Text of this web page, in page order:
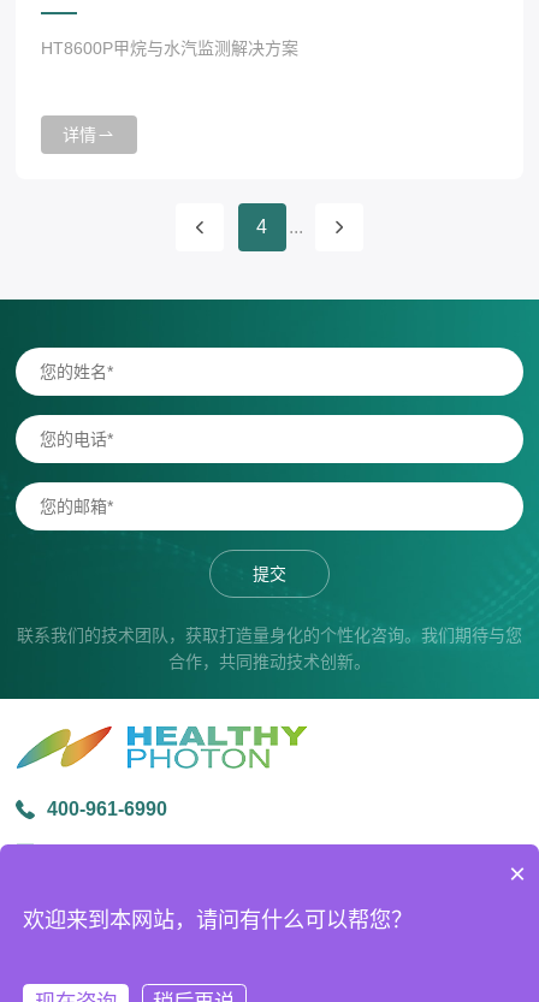
HT8600P甲烷与水汽监测解决方案
详情
4 ...
提交
联系我们的技术团队，获取打造量身化的个性化咨询。我们期待与您
合作，共同推动技术创新。
400-961-6990
ICP备案号：
浙ICP备20026509号-2
×
欢迎来到本网站，请问有什么可以帮您？